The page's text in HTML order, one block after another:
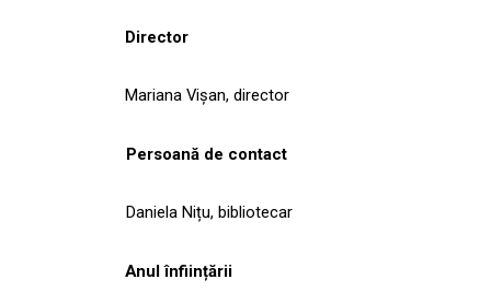
Director
Mariana Vișan, director
Persoană de contact
Daniela Nițu, bibliotecar
Anul înființării